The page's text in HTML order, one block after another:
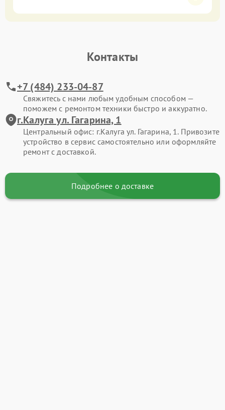
Контакты
+7 (484) 233-04-87
Свяжитесь с нами любым удобным способом —
поможем с ремонтом техники быстро и аккуратно.
г.Калуга ул. Гагарина, 1
Центральный офис: г.Калуга ул. Гагарина, 1. Привозите
устройство в сервис самостоятельно или оформляйте
ремонт с доставкой.
Подробнее о доставке